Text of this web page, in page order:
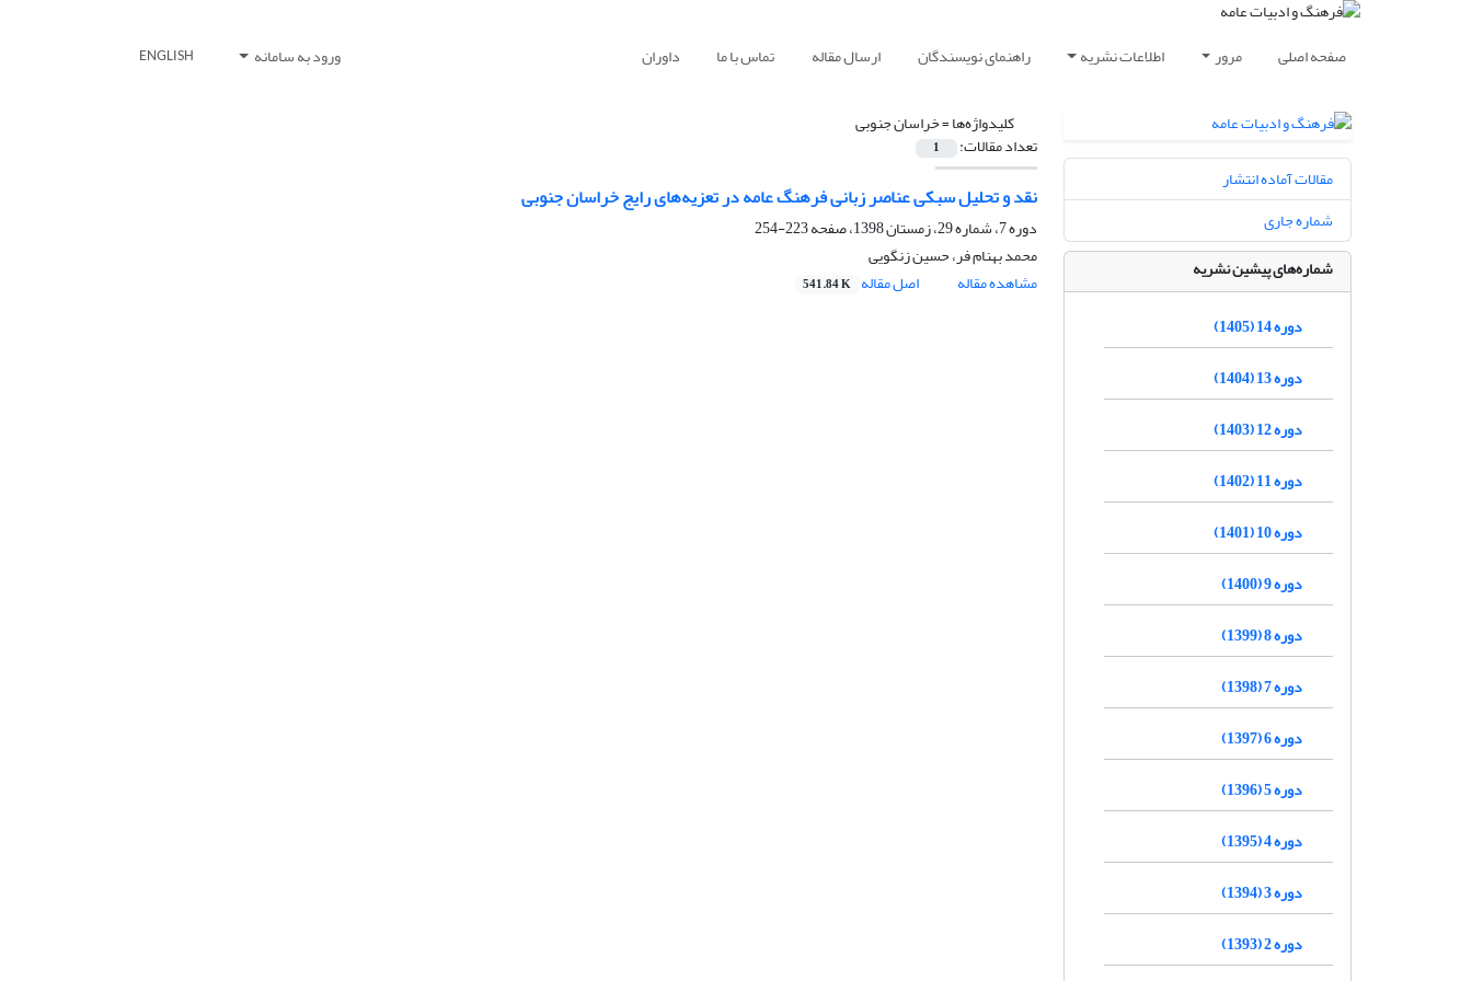
صفحه اصلی مرور اطلاعات نشریه راهنمای نویسندگان ارسال مقاله تماس با ما داوران ورود به سامانه ENGLISH
کلیدواژه‌ها =خراسان جنوبی
تعداد مقالات: 1
نقد و تحلیل سبکی عناصر زبانی فرهنگ عامه در تعزیه‌های رایج خراسان جنوبی
دوره 7، شماره 29، زمستان 1398، صفحه
223-254
محمد بهنام فر، حسین زنگویی
مشاهده مقاله
اصل مقاله 541.84 K
مقالات آماده انتشار
شماره جاری
شماره‌های پیشین نشریه
دوره 14 (1405)
دوره 13 (1404)
دوره 12 (1403)
دوره 11 (1402)
دوره 10 (1401)
دوره 9 (1400)
دوره 8 (1399)
دوره 7 (1398)
دوره 6 (1397)
دوره 5 (1396)
دوره 4 (1395)
دوره 3 (1394)
دوره 2 (1393)